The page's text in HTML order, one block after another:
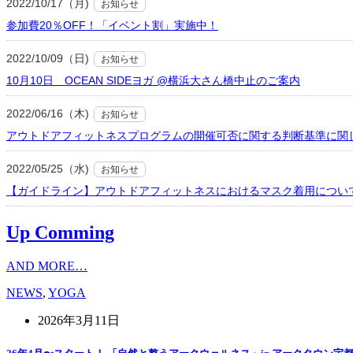
2022/10/17（月) お知らせ
参加費20％OFF！「イベント割」実施中！
2022/10/09（日) お知らせ
10月10日 OCEAN SIDEヨガ @横浜大さん橋中止のご案内
2022/06/16（木) お知らせ
アウトドアフィットネスプログラムの開催可否に関する判断基準に関
2022/05/25（水) お知らせ
【ガイドライン】アウトドアフィットネスにおけるマスク着用につい
Up Comming
AND MORE…
NEWS, YOGA
2026年3月11日